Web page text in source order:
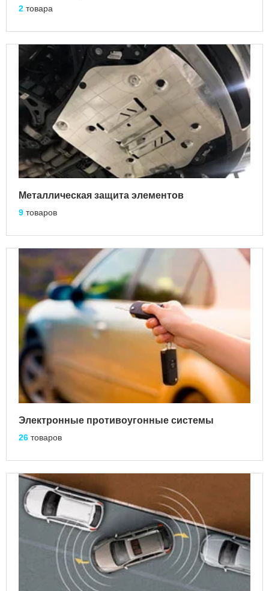
2 товара
Металлическая защита элементов
9 товаров
Электронные противоугонные системы
26 товаров